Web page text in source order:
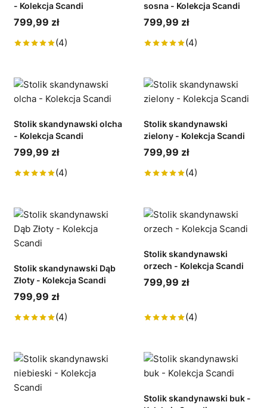
- Kolekcja Scandi
799,99 zł
(4)
sosna - Kolekcja Scandi
799,99 zł
(4)
Stolik skandynawski olcha
- Kolekcja Scandi
799,99 zł
(4)
Stolik skandynawski
zielony - Kolekcja Scandi
799,99 zł
(4)
Stolik skandynawski Dąb
Złoty - Kolekcja Scandi
799,99 zł
(4)
Stolik skandynawski
orzech - Kolekcja Scandi
799,99 zł
(4)
Stolik skandynawski buk -